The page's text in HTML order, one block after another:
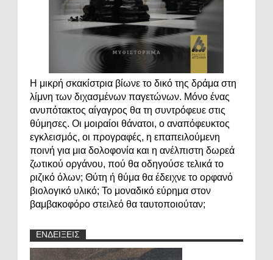
Η μικρή σκακίστρια βίωνε το δικό της δράμα στη
λίμνη των διχασμένων παγετώνων. Μόνο ένας
ανυπότακτος αίγαγρος θα τη συντρόφευε στις
θύμησες. Οι μοιραίοι θάνατοι, ο αναπόφευκτος
εγκλεισμός, οι προγραφές, η επαπειλούμενη
ποινή για μια δολοφονία και η ανέλπιστη δωρεά
ζωτικού οργάνου, πού θα οδηγούσε τελικά το
ριζικό όλων; Θύτη ή θύμα θα έδειχνε το ορφανό
βιολογικό υλικό; Το μοναδικό εύρημα στον
βαμβακοφόρο στειλεό θα ταυτοποιούταν;
ΕΝΔΕΙΞΕΙΣ